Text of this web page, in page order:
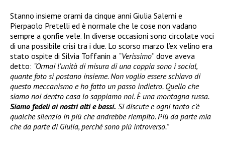
Stanno insieme orami da cinque anni Giulia Salemi e
Pierpaolo Pretelli ed è normale che le cose non vadano
sempre a gonfie vele. In diverse occasioni sono circolate voci
di una possibile crisi tra i due. Lo scorso marzo l’ex velino era
stato ospite di Silvia Toffanin a “Verissimo” dove aveva
detto: “Ormai l’unità di misura di una coppia sono i social,
quante foto si postano insieme. Non voglio essere schiavo di
questo meccanismo e ho fatto un passo indietro. Quello che
siamo noi dentro casa lo sappiamo noi. È una montagna russa.
Siamo fedeli ai nostri alti e bassi. Si discute e ogni tanto c’è
qualche silenzio in più che andrebbe riempito. Più da parte mia
che da parte di Giulia, perché sono più introverso.”